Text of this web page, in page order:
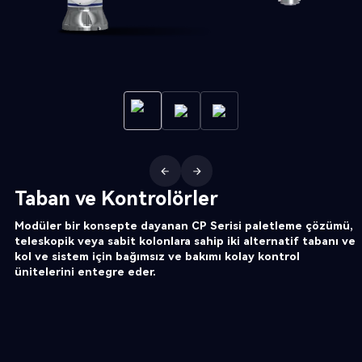
Taban ve Kontrolörler
Modüler bir konsepte dayanan CP Serisi paletleme çözümü,
teleskopik veya sabit kolonlara sahip iki alternatif tabanı ve
kol ve sistem için bağımsız ve bakımı kolay kontrol
ünitelerini entegre eder.